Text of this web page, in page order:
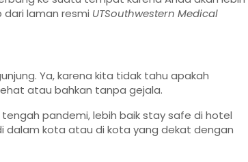
dari laman resmi UTSouthwestern Medical
Ya, karena kita tidak tahu apakah
atau bahkan tanpa gejala.
pandemi, lebih baik stay safe di hotel
dalam kota atau di kota yang dekat dengan